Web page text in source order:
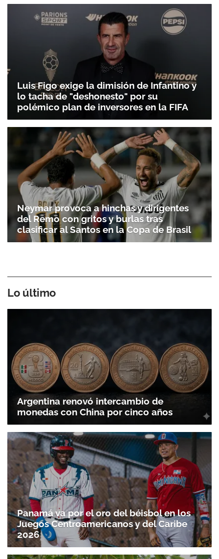
Luis Figo exige la dimisión de Infantino y
lo tacha de "deshonesto" por su
polémico plan de inversores en la FIFA
Neymar provoca a hinchas y dirigentes
del Remo con gritos y burlas tras
clasificar al Santos en la Copa de Brasil
Lo último
Argentina renovó intercambio de
monedas con China por cinco años
Panamá va por el oro del béisbol en los
Juegos Centroamericanos y del Caribe
2026